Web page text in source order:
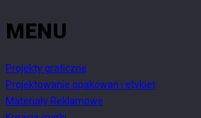
MENU
Projekty graficzne
Projektowanie opakowań i etykiet
Materiały Reklamowe